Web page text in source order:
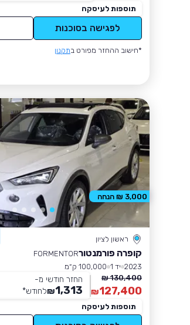
תוספות לעיסקה
לפגישה בסוכנות
*חישוב ההחזר מפורט בתקנון
ראשון לציון
קופרה פורמנטורFORMENTOR
2023 יד 1
100,000 ק״מ
130,400 ₪
127,400
₪
החזר חודשי מ-
1,313
₪לחודש*
תוספות לעיסקה
3,000 ₪ הנחה